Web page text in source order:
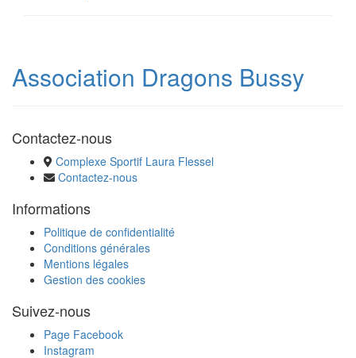
Association Dragons Bussy
Contactez-nous
Complexe Sportif Laura Flessel
Contactez-nous
Informations
Politique de confidentialité
Conditions générales
Mentions légales
Gestion des cookies
Suivez-nous
Page Facebook
Instagram